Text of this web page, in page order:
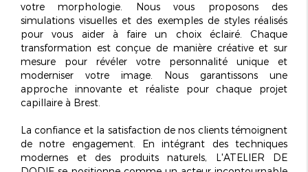
votre morphologie. Nous vous proposons des
simulations visuelles et des exemples de styles réalisés
pour vous aider à faire un choix éclairé. Chaque
transformation est conçue de manière créative et sur
mesure pour révéler votre personnalité unique et
moderniser votre image. Nous garantissons une
approche innovante et réaliste pour chaque projet
capillaire à Brest.
La confiance et la satisfaction de nos clients témoignent
de notre engagement. En intégrant des techniques
modernes et des produits naturels, L'ATELIER DE